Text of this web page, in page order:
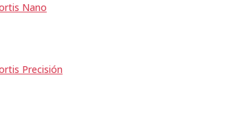
Nano
Precisión